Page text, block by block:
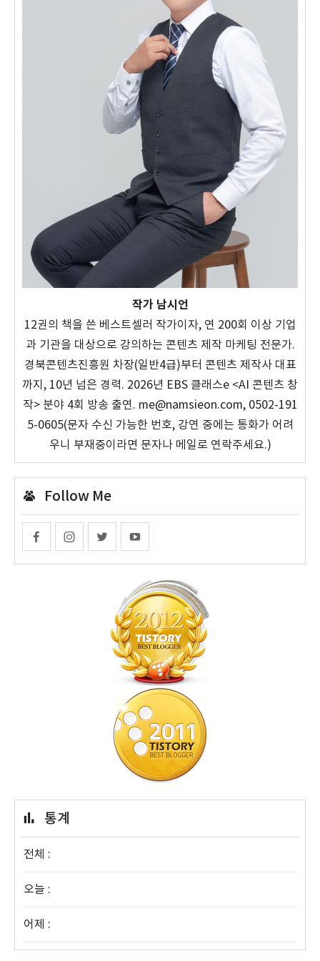
작가 남시언
12권의 책을 쓴 베스트셀러 작가이자, 연 200회 이상 기업
과 기관을 대상으로 강의하는 콘텐츠 제작 마케팅 전문가.
경북콘텐츠진흥원 차장(일반4급)부터 콘텐츠 제작사 대표
까지, 10년 넘은 경력. 2026년 EBS 클래스e <AI 콘텐츠 창
작> 분야 4회 방송 출연. me@namsieon.com, 0502-191
5-0605(문자 수신 가능한 번호, 강연 중에는 통화가 어려
우니 부재중이라면 문자나 메일로 연락주세요.)
Follow Me
통계
전체 :
오늘 :
어제 :